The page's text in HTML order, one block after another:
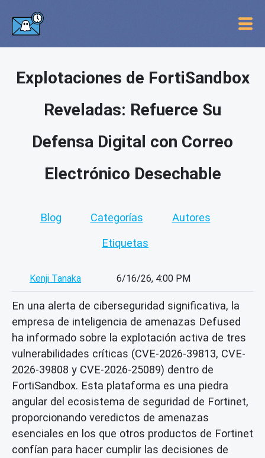
Explotaciones de FortiSandbox
Reveladas: Refuerce Su
Defensa Digital con Correo
Electrónico Desechable
Blog Categorías Autores
Etiquetas
Kenji Tanaka 6/16/26, 4:00 PM
En una alerta de ciberseguridad significativa, la
empresa de inteligencia de amenazas Defused
ha informado sobre la explotación activa de tres
vulnerabilidades críticas (CVE-2026-39813, CVE-
2026-39808 y CVE-2026-25089) dentro de
FortiSandbox. Esta plataforma es una piedra
angular del ecosistema de seguridad de Fortinet,
proporcionando veredictos de amenazas
esenciales en los que otros productos de Fortinet
confían para hacer cumplir las decisiones de